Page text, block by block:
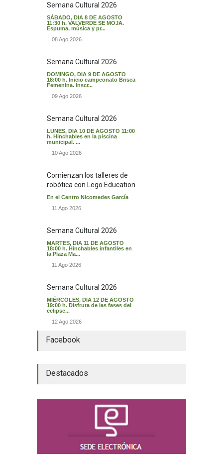
Semana Cultural 2026
SÁBADO, DIA 8 DE AGOSTO
11:30 h. VALVERDE SE MOJA.
Espuma, música y pr...
08 Ago 2026
Semana Cultural 2026
DOMINGO, DIA 9 DE AGOSTO
18:00 h. Inicio campeonato Brisca
Femenina. Inscr...
09 Ago 2026
Semana Cultural 2026
LUNES, DIA 10 DE AGOSTO 11:00
h. Hinchables en la piscina
municipal. ...
10 Ago 2026
Comienzan los talleres de
robótica con Lego Education
En el Centro Nicomedes García
11 Ago 2026
Semana Cultural 2026
MARTES, DIA 11 DE AGOSTO
18:00 h. Hinchables infantiles en
la Plaza Ma...
11 Ago 2026
Semana Cultural 2026
MIÉRCOLES, DIA 12 DE AGOSTO
19:00 h. Disfruta de las fases del
eclipse...
12 Ago 2026
Facebook
Destacados